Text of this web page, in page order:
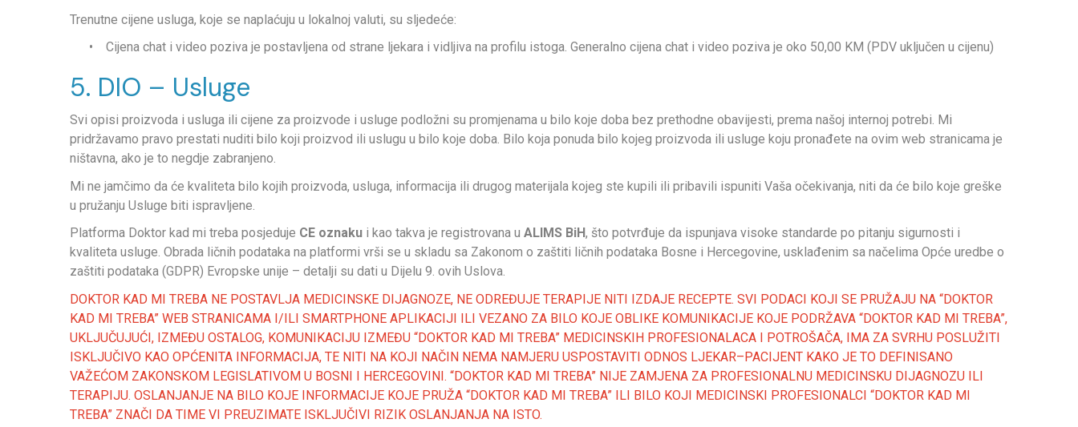
Trenutne cijene usluga, koje se naplaćuju u lokalnoj valuti, su sljedeće:
•
Cijena chat i video poziva je postavljena od strane ljekara i vidljiva na profilu istoga. Generalno cijena chat i video poziva je oko 50,00 KM (PDV uključen u cijenu)
5. DIO – Usluge
Svi opisi proizvoda i usluga ili cijene za proizvode i usluge podložni su promjenama u bilo koje doba bez prethodne obavijesti, prema našoj internoj potrebi. Mi
pridržavamo pravo prestati nuditi bilo koji proizvod ili uslugu u bilo koje doba. Bilo koja ponuda bilo kojeg proizvoda ili usluge koju pronađete na ovim web stranicama je
ništavna, ako je to negdje zabranjeno.
Mi ne jamčimo da će kvaliteta bilo kojih proizvoda, usluga, informacija ili drugog materijala kojeg ste kupili ili pribavili ispuniti Vaša očekivanja, niti da će bilo koje greške
u pružanju Usluge biti ispravljene.
Platforma Doktor kad mi treba posjeduje CE oznaku i kao takva je registrovana u ALIMS BiH, što potvrđuje da ispunjava visoke standarde po pitanju sigurnosti i
kvaliteta usluge. Obrada ličnih podataka na platformi vrši se u skladu sa Zakonom o zaštiti ličnih podataka Bosne i Hercegovine, usklađenim sa načelima Opće uredbe o
zaštiti podataka (GDPR) Evropske unije – detalji su dati u Dijelu 9. ovih Uslova.
DOKTOR KAD MI TREBA NE POSTAVLJA MEDICINSKE DIJAGNOZE, NE ODREĐUJE TERAPIJE NITI IZDAJE RECEPTE. SVI PODACI KOJI SE PRUŽAJU NA “DOKTOR
KAD MI TREBA” WEB STRANICAMA I/ILI SMARTPHONE APLIKACIJI ILI VEZANO ZA BILO KOJE OBLIKE KOMUNIKACIJE KOJE PODRŽAVA “DOKTOR KAD MI TREBA”,
UKLJUČUJUĆI, IZMEĐU OSTALOG, KOMUNIKACIJU IZMEĐU “DOKTOR KAD MI TREBA” MEDICINSKIH PROFESIONALACA I POTROŠAČA, IMA ZA SVRHU POSLUŽITI
ISKLJUČIVO KAO OPĆENITA INFORMACIJA, TE NITI NA KOJI NAČIN NEMA NAMJERU USPOSTAVITI ODNOS LJEKAR–PACIJENT KAKO JE TO DEFINISANO
VAŽEĆOM ZAKONSKOM LEGISLATIVOM U BOSNI I HERCEGOVINI. “DOKTOR KAD MI TREBA” NIJE ZAMJENA ZA PROFESIONALNU MEDICINSKU DIJAGNOZU ILI
TERAPIJU. OSLANJANJE NA BILO KOJE INFORMACIJE KOJE PRUŽA “DOKTOR KAD MI TREBA” ILI BILO KOJI MEDICINSKI PROFESIONALCI “DOKTOR KAD MI
TREBA” ZNAČI DA TIME VI PREUZIMATE ISKLJUČIVI RIZIK OSLANJANJA NA ISTO.